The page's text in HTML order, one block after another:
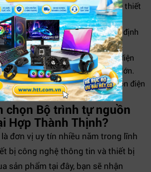
Phân phối điện an toàn, bảo vệ thiết
kéo dài tuổi thọ sử dụng.
giám sát:Cung cấp nguồn ổn định
ninh, tránh sự cố mất hình ảnh.
ánh sáng:Giữ ổn định dòng điện
âm thanh, ánh sáng công suất lớn.
Đáp ứng yêu cầu khắt khe về nguồn điện
sản xuất.
chọn Bộ trình tự nguồn
Hợp Thành Thịnh?
là đơn vị uy tín nhiều năm trong lĩnh
bị công nghệ thông tin và thiết bị
sản phẩm tại đây, bạn sẽ nhận